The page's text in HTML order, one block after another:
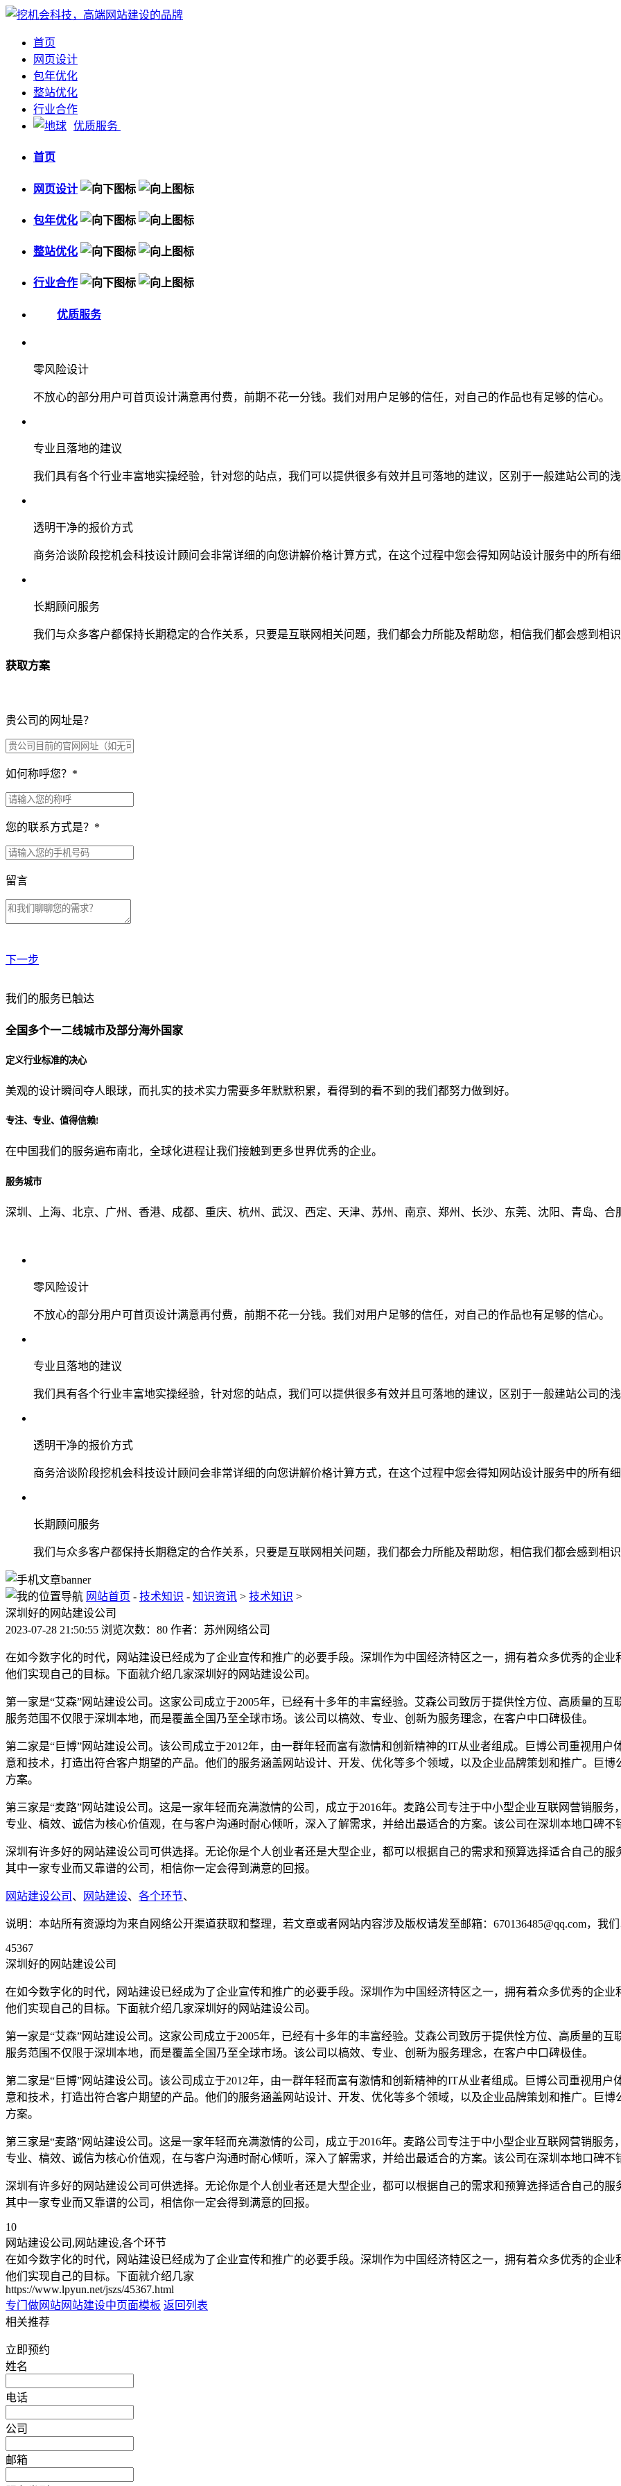
首页
网页设计
包年优化
整站优化
行业合作
优质服务
首页
网页设计
包年优化
整站优化
行业合作
优质服务
零风险设计
不放心的部分用户可首页设计满意再付费，前期不花一分钱。我们对用户足够的信任，对自己的作品也有足够的信心。
专业且落地的建议
我们具有各个行业丰富地实操经验，针对您的站点，我们可以提供很多有效并且可落地的建议，区别于一般建站公司的
透明干净的报价方式
商务洽谈阶段挖机会科技设计顾问会非常详细的向您讲解价格计算方式，在这个过程中您会得知网站设计服务中的所有
长期顾问服务
我们与众多客户都保持长期稳定的合作关系，只要是互联网相关问题，我们都会力所能及帮助您，相信我们都会感到相
获取方案
贵公司的网址是？
如何称呼您？ *
您的联系方式是？ *
留言
下一步
贵公司预算范围是？
贵公司的团队规模是？
从哪里了解到我们？
我们的服务已触达
全国多个一二线城市及部分海外国家
定义行业标准的决心
美观的设计瞬间夺人眼球，而扎实的技术实力需要多年默默积累，看得到的看不到的我们都努力做到好。
专注、专业、值得信赖!
在中国我们的服务遍布南北，全球化进程让我们接触到更多世界优秀的企业。
服务城市
深圳、上海、北京、广州、香港、成都、重庆、杭州、武汉、西定、天津、苏州、南京、郑州、长沙、东莞、沈阳、青岛、合
零风险设计
不放心的部分用户可首页设计满意再付费，前期不花一分钱。我们对用户足够的信任，对自己的作品也有足够的信心。
专业且落地的建议
我们具有各个行业丰富地实操经验，针对您的站点，我们可以提供很多有效并且可落地的建议，区别于一般建站公司的
透明干净的报价方式
商务洽谈阶段挖机会科技设计顾问会非常详细的向您讲解价格计算方式，在这个过程中您会得知网站设计服务中的所有
长期顾问服务
我们与众多客户都保持长期稳定的合作关系，只要是互联网相关问题，我们都会力所能及帮助您，相信我们都会感到相
网站首页 - 技术知识 - 知识资讯 > 技术知识 >
深圳好的网站建设公司
2023-07-28 21:50:55 浏览次数：80 作者：苏州网络公司
在如今数字化的时代，网站建设已经成为了企业宣传和推广的必要手段。深圳作为中国经济特区之一，拥有着众多优秀的企
他们实现自己的目标。下面就介绍几家深圳好的网站建设公司。
第一家是“艾森”网站建设公司。这家公司成立于2005年，已经有十多年的丰富经验。艾森公司致厉于提供恮方位、高质量的
服务范围不仅限于深圳本地，而是覆盖全国乃至全球市场。该公司以槁效、专业、创新为服务理念，在客户中口碑极佳。
第二家是“巨博”网站建设公司。该公司成立于2012年，由一群年轻而富有激情和创新精神的IT从业者组成。巨博公司重视用
意和技术，打造出符合客户期望的产品。他们的服务涵盖网站设计、开发、优化等多个领域，以及企业品牌策划和推广。巨
方案。
第三家是“麦路”网站建设公司。这是一家年轻而充满激情的公司，成立于2016年。麦路公司专注于中小型企业互联网营销服
专业、槁效、诚信为核心价值观，在与客户沟通时耐心倾听，深入了解需求，并给出最适合的方案。该公司在深圳本地口碑
深圳有许多好的网站建设公司可供选择。无论你是个人创业者还是大型企业，都可以根据自己的需求和预算选择适合自己的
其中一家专业而又靠谱的公司，相信你一定会得到满意的回报。
网站建设公司 、 网站建设、 各个环节、
说明：本站所有资源均为来自网络公开渠道获取和整理，若文章或者网站内容涉及版权请发至邮箱：670136485@qq.com，我
45367
深圳好的网站建设公司
在如今数字化的时代，网站建设已经成为了企业宣传和推广的必要手段。深圳作为中国经济特区之一，拥有着众多优秀的企
他们实现自己的目标。下面就介绍几家深圳好的网站建设公司。
第一家是“艾森”网站建设公司。这家公司成立于2005年，已经有十多年的丰富经验。艾森公司致厉于提供恮方位、高质量的
服务范围不仅限于深圳本地，而是覆盖全国乃至全球市场。该公司以槁效、专业、创新为服务理念，在客户中口碑极佳。
第二家是“巨博”网站建设公司。该公司成立于2012年，由一群年轻而富有激情和创新精神的IT从业者组成。巨博公司重视用
意和技术，打造出符合客户期望的产品。他们的服务涵盖网站设计、开发、优化等多个领域，以及企业品牌策划和推广。巨
方案。
第三家是“麦路”网站建设公司。这是一家年轻而充满激情的公司，成立于2016年。麦路公司专注于中小型企业互联网营销服
专业、槁效、诚信为核心价值观，在与客户沟通时耐心倾听，深入了解需求，并给出最适合的方案。该公司在深圳本地口碑
深圳有许多好的网站建设公司可供选择。无论你是个人创业者还是大型企业，都可以根据自己的需求和预算选择适合自己的
其中一家专业而又靠谱的公司，相信你一定会得到满意的回报。
10
网站建设公司,网站建设,各个环节
在如今数字化的时代，网站建设已经成为了企业宣传和推广的必要手段。深圳作为中国经济特区之一，拥有着众多优秀的企
他们实现自己的目标。下面就介绍几家
https://www.lpyun.net/jszs/45367.html
专门做网站网站建设中页面模板 返回列表
相关推荐
立即预约
姓名
电话
公司
邮箱